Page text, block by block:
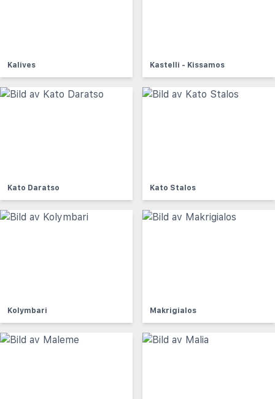
Kalives Kastelli - Kissamos
Kato Daratso Kato Stalos
Kolymbari Makrigialos